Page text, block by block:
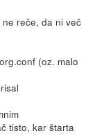
reče, da ni več
(oz. malo
tisto, kar štarta